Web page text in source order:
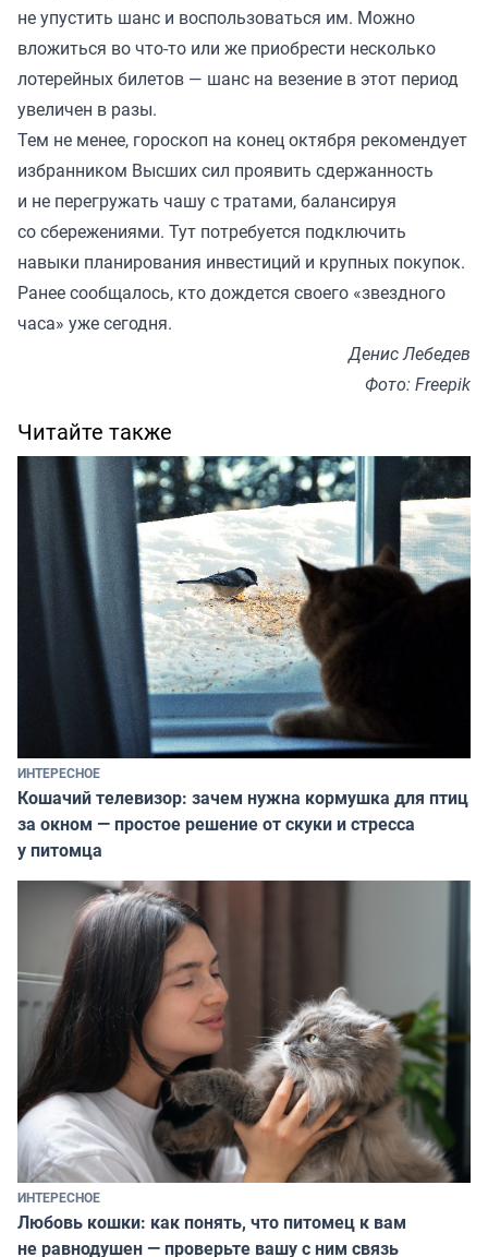
не упустить шанс и воспользоваться им. Можно
вложиться во что-то или же приобрести несколько
лотерейных билетов — шанс на везение в этот период
увеличен в разы.
Тем не менее, гороскоп на конец октября рекомендует
избранником Высших сил проявить сдержанность
и не перегружать чашу с тратами, балансируя
со сбережениями. Тут потребуется подключить
навыки планирования инвестиций и крупных покупок.
Ранеесообщалось, кто дождется своего «звездного
часа» уже сегодня.
Денис Лебедев
Фото: Freepik
Читайте также
ИНТЕРЕСНОЕ
Кошачий телевизор: зачем нужна кормушка для птиц
за окном — простое решение от скуки и стресса
у питомца
ИНТЕРЕСНОЕ
Любовь кошки: как понять, что питомец к вам
не равнодушен — проверьте вашу с ним связь